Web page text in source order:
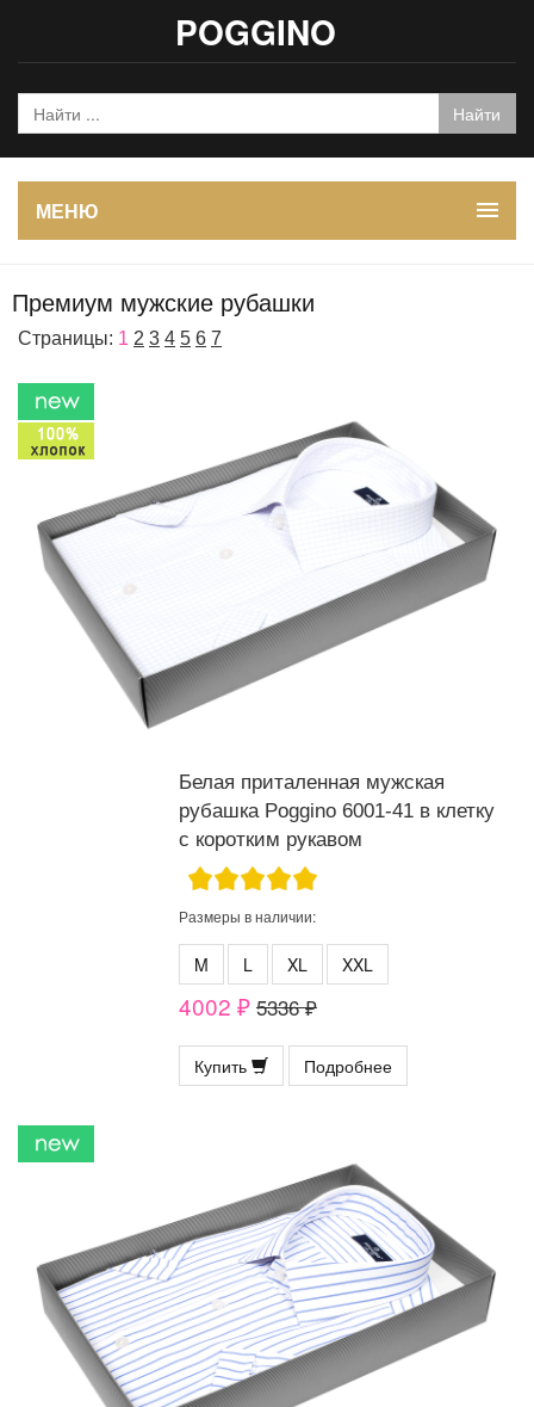
POGGINO
МЕНЮ
Премиум мужские рубашки
Страницы: 1 2 3 4 5 6 7
Белая приталенная мужская
рубашка Poggino 6001-41 в клетку
с коротким рукавом
Размеры в наличии:
M L XL XXL
4002 ₽ 5336 ₽
Купить Подробнее